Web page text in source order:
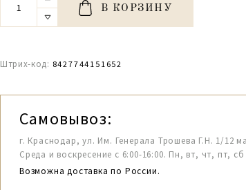
В КОРЗИНУ
Штрих-код: 8427744151652
Самовывоз:
г. Краснодар, ул. Им. Генерала Трошева Г.Н. 1/12
Среда и воскресение с 6:00-16:00. Пн, вт, чт, пт, сб
Возможна доставка по России.